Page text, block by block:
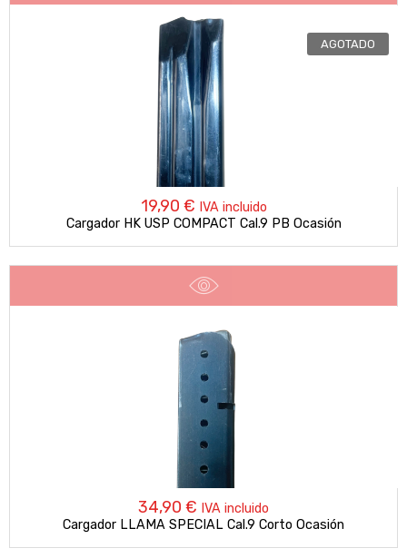
AGOTADO
19,90 € IVA incluido
Cargador HK USP COMPACT Cal.9 PB Ocasión
34,90 € IVA incluido
Cargador LLAMA SPECIAL Cal.9 Corto Ocasión